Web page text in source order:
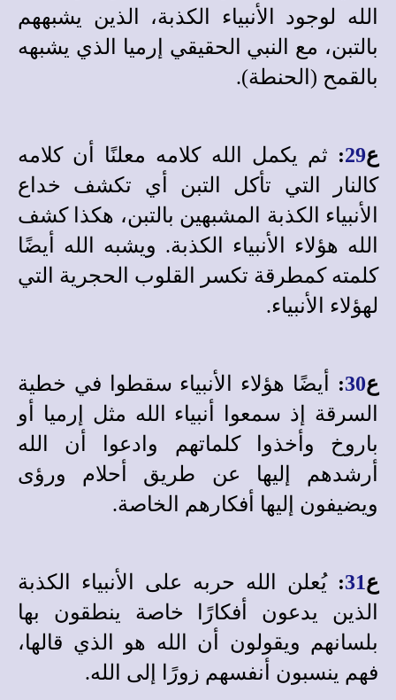
الله لوجود الأنبياء الكذبة، الذين يشبههم
بالتبن، مع النبي الحقيقي إرميا الذي يشبهه
بالقمح (الحنطة).
ع29
: ثم يكمل الله كلامه معلنًا أن كلامه
كالنار التي تأكل التبن أي تكشف خداع
الأنبياء الكذبة المشبهين بالتبن، هكذا كشف
الله هؤلاء الأنبياء الكذبة. ويشبه الله أيضًا
كلمته كمطرقة تكسر القلوب الحجرية التي
لهؤلاء الأنبياء.
ع30
:
أيضًا هؤلاء الأنبياء سقطوا في خطية
السرقة إذ سمعوا أنبياء الله مثل إرميا أو
باروخ وأخذوا كلماتهم وادعوا أن الله
أرشدهم إليها عن طريق أحلام ورؤى
ويضيفون إليها أفكارهم الخاصة.
ع31
:يُعلن الله حربه على الأنبياء الكذبة
الذين يدعون أفكارًا خاصة ينطقون بها
بلسانهم ويقولون أن الله هو الذي قالها،
فهم ينسبون أنفسهم زورًا إلى الله.